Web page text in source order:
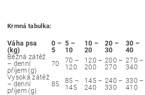
Krmná tabulka:
Váha psa
(kg)
0 –
5
5 –
10
10 –
20
20 –
30
30 –
40
Běžná zátěž
– denní
příjem (g)
70
70 –
120
120 –
200
200 –
270
270 –
340
Vysoká zátěž
– denní
příjem (g)
85
85 –
145
145 –
240
240 –
330
330 –
410